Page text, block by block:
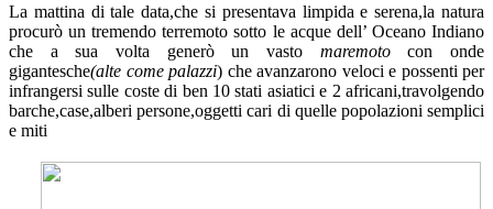
La mattina di tale data,che si presentava limpida e serena,la natura
procurò un tremendo terremoto sotto le acque dell’ Oceano Indiano
che a sua volta generò un vasto maremotocon onde
gigantesche(alte come palazzi) che avanzarono veloci e possenti per
infrangersi sulle coste di ben 10 stati asiatici e 2 africani,travolgendo
barche,case,alberi persone,oggetti cari di quelle popolazioni semplici
e miti